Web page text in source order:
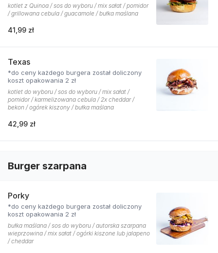
kotlet z Quinoa / sos do wyboru / mix sałat / pomidor
/ grillowana cebula / guacamole / bułka maślana
41,99 zł
Texas
*do ceny każdego burgera został doliczony
koszt opakowania 2 zł
kotlet do wyboru / sos do wyboru / mix sałat /
pomidor / karmelizowana cebula / 2x cheddar /
bekon / ogórek kiszony / bułka maślana
42,99 zł
Burger szarpana
Porky
*do ceny każdego burgera został doliczony
koszt opakowania 2 zł
bułka maślana / sos do wyboru / autorska szarpana
wieprzowina / mix sałat / ogórki kiszone lub jalapeno
/ cheddar